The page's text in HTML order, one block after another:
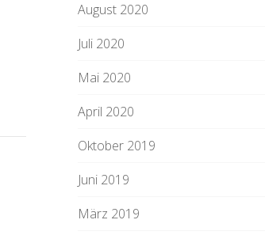
August 2020
Juli 2020
Mai 2020
April 2020
Oktober 2019
Juni 2019
März 2019